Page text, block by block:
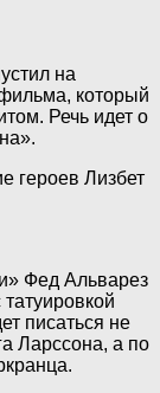
на
который
Речь идет о
героев Лизбет
Фед Альварез
писаться не
Ларссона, а по